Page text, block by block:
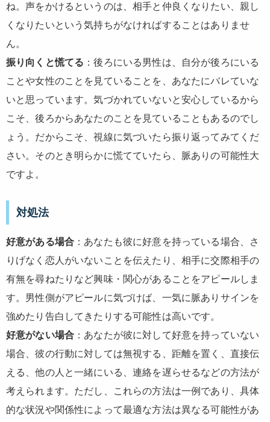
ね。声をかけるというのは、相手と仲良くなりたい、親し
くなりたいという気持ちがなければすることはありませ
ん。
振り向くと慌てる ：後ろにいる男性は、自分が後ろにいる
ことや女性のことを見ていることを、あなたにバレていな
いと思っています。気づかれていないと安心しているから
こそ、後ろからあなたのことを見ていることもあるのでし
ょう。だからこそ、視線に気づいたら振り返ってみてくだ
さい。そのとき明らかに慌てていたら、脈ありの可能性大
ですよ。
対処法
好意がある場合 ：あなたも彼に好意を持っている場合、さ
りげなく恋人がいないことを伝えたり、相手に交際相手の
有無を尋ねたりなど興味・関心があることをアピールしま
す。男性側がアピールに気づけば、一気に脈ありサインを
強めたり告白してきたりする可能性は高いです。
好意がない場合 ：あなたが彼に対して好意を持っていない
場合、彼の行動に対しては無視する、距離を置く、直接伝
える、他の人と一緒にいる、連絡を遅らせるなどの方法が
考えられます。ただし、これらの方法は一例であり、具体
的な状況や関係性によって最適な方法は異なる可能性があ